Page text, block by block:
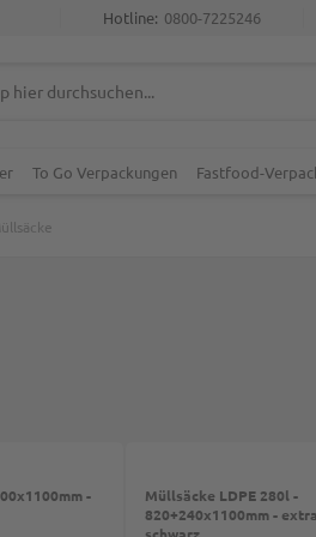
Hotline: 0800-7225246
To Go Verpackungen Fastfood-
-
Müllsäcke LDPE 280l -
820+240x1100mm -